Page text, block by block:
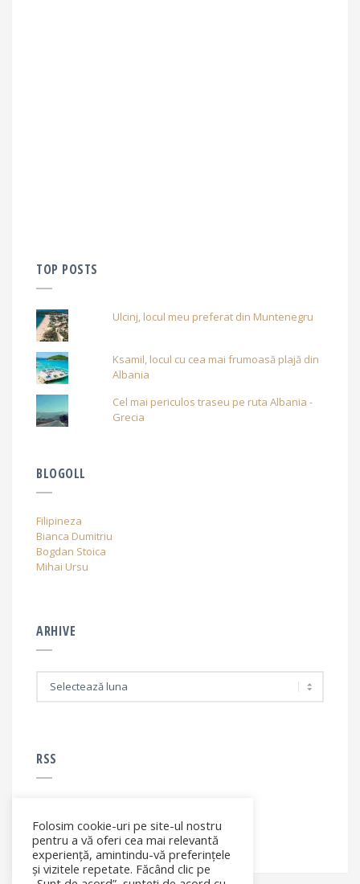
TOP POSTS
Ulcinj, locul meu preferat din Muntenegru
Ksamil, locul cu cea mai frumoasă plajă din
Albania
Cel mai periculos traseu pe ruta Albania -
Grecia
BLOGOLL
Filipineza
Bianca Dumitriu
Bogdan Stoica
Mihai Ursu
ARHIVE
RSS
RSS - articole
Folosim cookie-uri pe site-ul nostru
pentru a vă oferi cea mai relevantă
experiență, amintindu-vă preferințele
și vizitele repetate. Făcând clic pe